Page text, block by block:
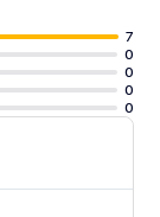
7
0
0
0
0